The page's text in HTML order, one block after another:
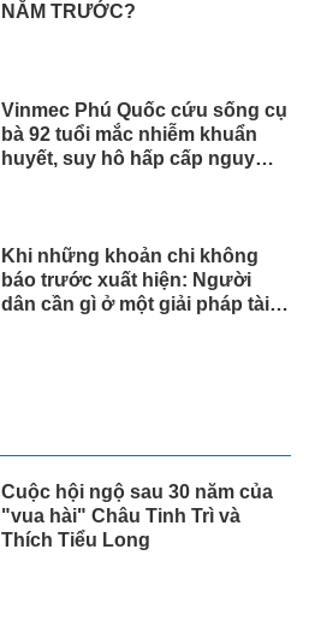
NĂM TRƯỚC?
Vinmec Phú Quốc cứu sống cụ
bà 92 tuổi mắc nhiễm khuẩn
huyết, suy hô hấp cấp nguy
Khi những khoản chi không
báo trước xuất hiện: Người
dân cần gì ở một giải pháp tài
Cuộc hội ngộ sau 30 năm của
"vua hài" Châu Tinh Trì và
Thích Tiểu Long